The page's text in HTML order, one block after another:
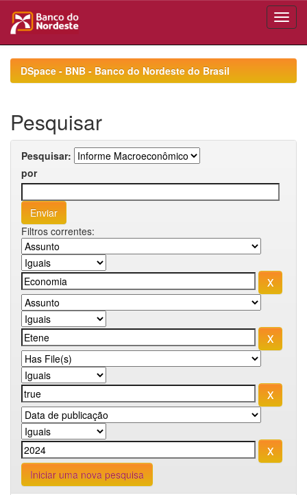
navigationDSpace - BNB - Banco do Nordeste do Brasil
Pesquisar
Pesquisar:
por
Filtros correntes:
Iniciar uma nova pesquisa